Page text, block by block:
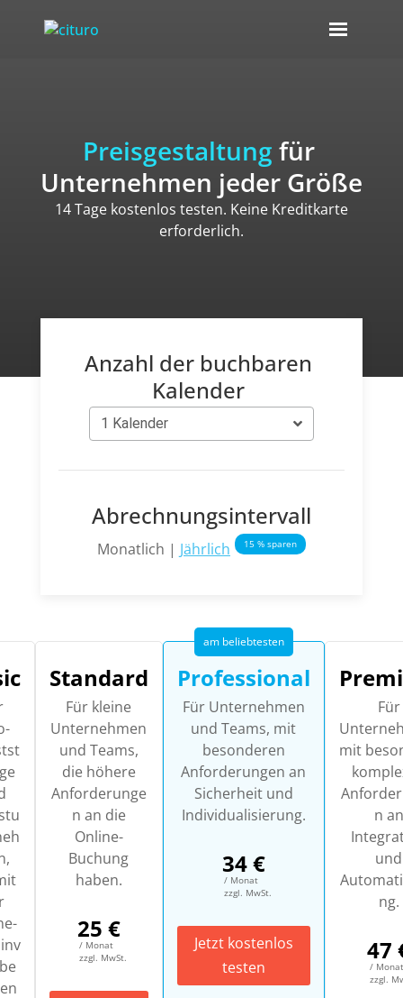
Preisgestaltung für
Unternehmen jeder Größe
14 Tage kostenlos testen. Keine Kreditkarte
erforderlich.
Kalender
1 Kalender
Abrechnungsintervall
Monatlich | Jährlich 15 % sparen
Standard
Für kleine
Unternehmen
und Teams,
die höhere
Anforderunge
n an die
Online-
Buchung
haben.
25 €
/ Monat
zzgl. MwSt.
Professional
Für Unternehmen
und Teams, mit
besonderen
Anforderungen an
Sicherheit und
Individualisierung.
34€
/ Monat
zzgl. MwSt.
Jetzt kostenlos
testen
Für
mit
n an
und
ng.
47
/ Monat
zzgl.